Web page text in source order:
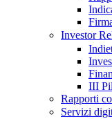
Investor
III
Rapporti
Servizi